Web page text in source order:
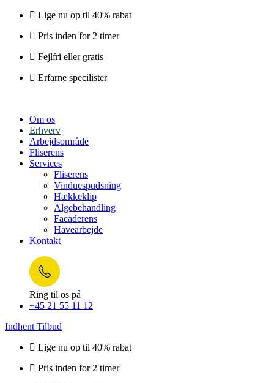
Lige nu op til 40% rabat
Pris inden for 2 timer
Fejlfri eller gratis
Erfarne specilister
Om os
Erhverv
Arbejdsområde
Fliserens
Services
Fliserens
Vinduespudsning
Hækkeklip
Algebehandling
Facaderens
Havearbejde
Kontakt
Ring til os på
+45 21 55 11 12
Indhent Tilbud
Lige nu op til 40% rabat
Pris inden for 2 timer